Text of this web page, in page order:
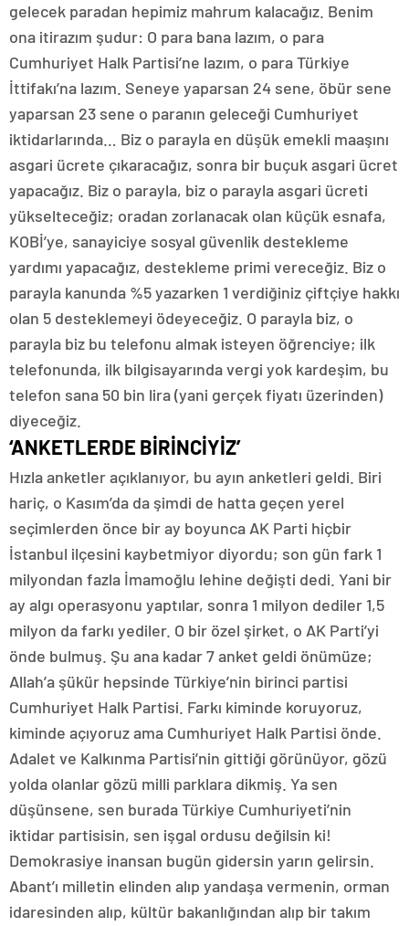
gelecek paradan hepimiz mahrum kalacağız. Benim
ona itirazım şudur: O para bana lazım, o para
Cumhuriyet Halk Partisi’ne lazım, o para Türkiye
İttifakı’na lazım. Seneye yaparsan 24 sene, öbür sene
yaparsan 23 sene o paranın geleceği Cumhuriyet
iktidarlarında… Biz o parayla en düşük emekli maaşını
asgari ücrete çıkaracağız, sonra bir buçuk asgari ücret
yapacağız. Biz o parayla, biz o parayla asgari ücreti
yükselteceğiz; oradan zorlanacak olan küçük esnafa,
KOBİ’ye, sanayiciye sosyal güvenlik destekleme
yardımı yapacağız, destekleme primi vereceğiz. Biz o
parayla kanunda %5 yazarken 1 verdiğiniz çiftçiye hakkı
olan 5 desteklemeyi ödeyeceğiz. O parayla biz, o
parayla biz bu telefonu almak isteyen öğrenciye; ilk
telefonunda, ilk bilgisayarında vergi yok kardeşim, bu
telefon sana 50 bin lira (yani gerçek fiyatı üzerinden)
diyeceğiz.
‘ANKETLERDE BİRİNCİYİZ’
Hızla anketler açıklanıyor, bu ayın anketleri geldi. Biri
hariç, o Kasım’da da şimdi de hatta geçen yerel
seçimlerden önce bir ay boyunca AK Parti hiçbir
İstanbul ilçesini kaybetmiyor diyordu; son gün fark 1
milyondan fazla İmamoğlu lehine değişti dedi. Yani bir
ay algı operasyonu yaptılar, sonra 1 milyon dediler 1,5
milyon da farkı yediler. O bir özel şirket, o AK Parti’yi
önde bulmuş. Şu ana kadar 7 anket geldi önümüze;
Allah’a şükür hepsinde Türkiye’nin birinci partisi
Cumhuriyet Halk Partisi. Farkı kiminde koruyoruz,
kiminde açıyoruz ama Cumhuriyet Halk Partisi önde.
Adalet ve Kalkınma Partisi’nin gittiği görünüyor, gözü
yolda olanlar gözü milli parklara dikmiş. Ya sen
düşünsene, sen burada Türkiye Cumhuriyeti’nin
iktidar partisisin, sen işgal ordusu değilsin ki!
Demokrasiye inansan bugün gidersin yarın gelirsin.
Abant’ı milletin elinden alıp yandaşa vermenin, orman
idaresinden alıp, kültür bakanlığından alıp bir takım